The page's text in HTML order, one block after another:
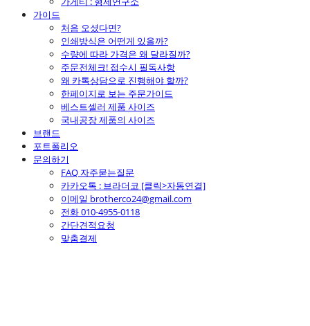
가이드
처음 오셨다면?
인쇄방식은 어떤게 있을까?
수량에 따라 가격은 왜 달라질까?
주문전체크! 접수시 필독사항
왜 카톡상담으로 진행해야 할까?
한페이지로 보는 주문가이드
베스트셀러 제품 사이즈
국내공장 제품의 사이즈
브랜드
포트폴리오
문의하기
FAQ 자주묻는질문
카카오톡 : 브라더코 [클릭>자동연결]
이메일 brotherco24@gmail.com
전화 010-4955-0118
간단견적요청
맞춤결제